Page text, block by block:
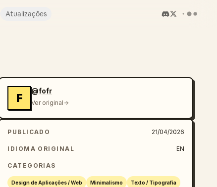
Atualizações
F
@fofr
Ver original
PUBLICADO 21/04/2026
IDIOMA ORIGINAL EN
CATEGORIAS
Design de Aplicações / Web Minimalismo Texto / Tipografia